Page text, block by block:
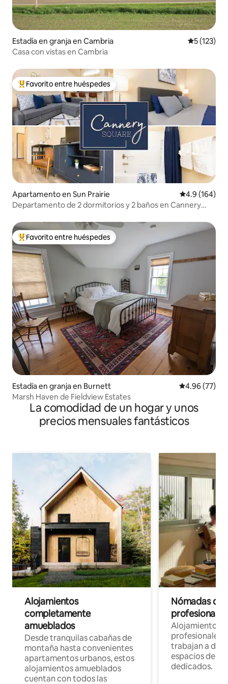
Estadía en granja en Cambria
5 (123)
Casa con vistas en Cambria
Favorito entre huéspedes preferido
Favorito entre huéspedes
Apartamento en Sun Prairie Calificación
4.9 (164)
Departamento de 2 dormitorios y 2 baños en Cannery
Favorito entre huéspedes preferido
Favorito entre huéspedes
Estadía en granja en Burnett Calificación
4.96 (77)
Marsh Haven de Fieldview Estates
La comodidad de un hogar y unos
precios mensuales fantásticos
Alojamientos
completamente
amueblados
Desde tranquilas cabañas de
montaña hasta convenientes
apartamentos urbanos, estos
alojamientos amueblados
cuentan con todos las
Nómadas
Alojamientos
profesionales
trabajan a
espacios de
dedicados.